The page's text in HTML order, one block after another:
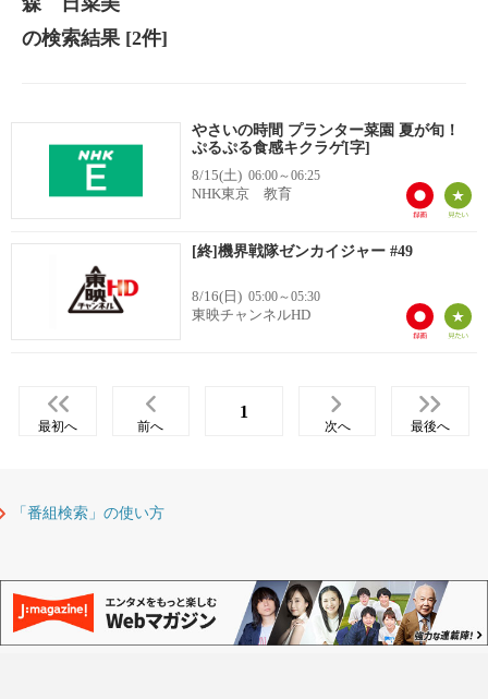
の検索結果[2件]
やさいの時間 プランター菜園 夏が旬！
ぷるぷる食感キクラゲ[字]
8/15(土) 06:00～06:25
NHK東京 教育
[終]機界戦隊ゼンカイジャー #49
8/16(日) 05:00～05:30
東映チャンネルHD
最初へ 前へ
1
次へ 最後へ
「番組検索」の使い方